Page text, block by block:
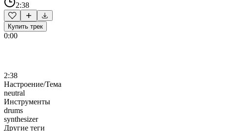
2:38
Купить трек
0:00
2:38
Настроение/Тема
neutral
Инструменты
drums
synthesizer
Другие теги